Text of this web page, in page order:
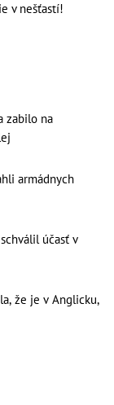
v nešťastí!
zabilo na
armádnych
účasť v
že je v Anglicku,